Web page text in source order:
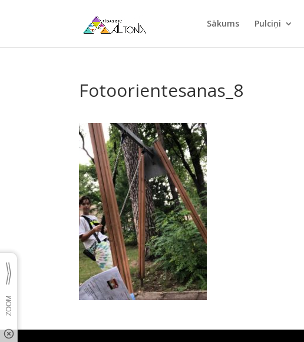
Sākums Pulciņi
Fotoorientesanas_8